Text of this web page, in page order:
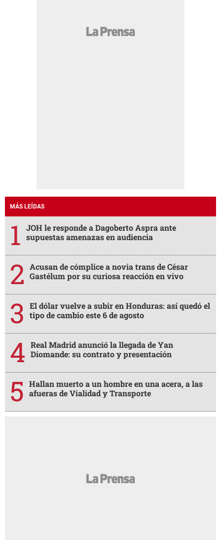
MÁS LEÍDAS
JOH le responde a Dagoberto Aspra ante
supuestas amenazas en audiencia
Acusan de cómplice a novia trans de César
Gastélum por su curiosa reacción en vivo
El dólar vuelve a subir en Honduras: así quedó el
tipo de cambio este 6 de agosto
Real Madrid anunció la llegada de Yan
Diomande: su contrato y presentación
Hallan muerto a un hombre en una acera, a las
afueras de Vialidad y Transporte